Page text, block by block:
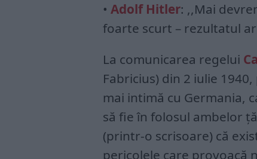
• Adolf Hitler: ,,Mai
foarte scurt – rezultatul
La comunicarea regelui
Fabricius) din 2 iulie
mai intimă cu Germania,
să fie în folosul ambelor
(printr-o scrisoare) că
pericolele care provoacă